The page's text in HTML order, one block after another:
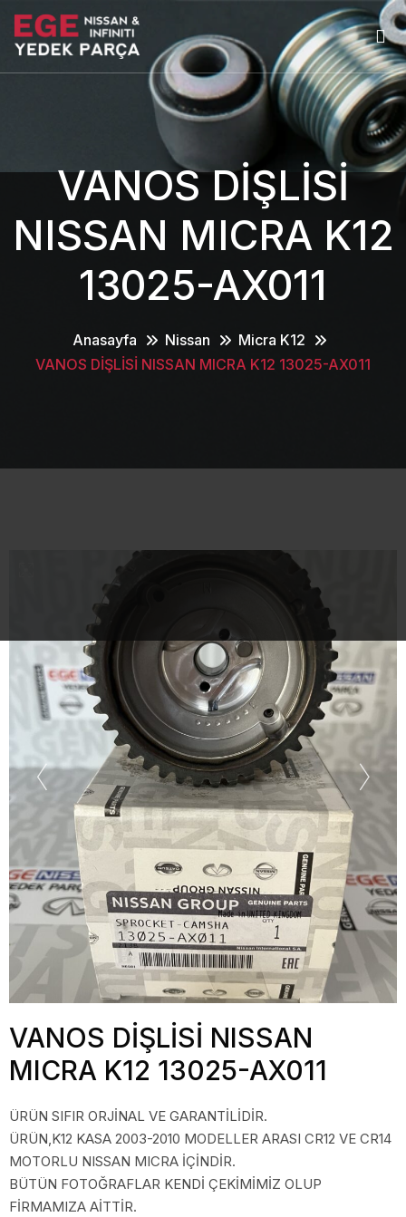
VANOS DİŞLİSİ
NISSAN MICRA K12
13025-AX011
Anasayfa Nissan
Micra K12
VANOS DİŞLİSİ NISSAN MICRA K12 13025-AX011
VANOS DİŞLİSİ NISSAN
MICRA K12 13025-AX011
ÜRÜN SIFIR ORJİNAL VE GARANTİLİDİR.
ÜRÜN,K12 KASA 2003-2010 MODELLER ARASI CR12 VE CR14
MOTORLU NISSAN MICRA İÇİNDİR.
BÜTÜN FOTOĞRAFLAR KENDİ ÇEKİMİMİZ OLUP
FİRMAMIZA AİTTİR.